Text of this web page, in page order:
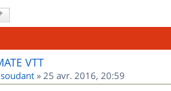
VTT
» 25 avr. 2016, 20:59